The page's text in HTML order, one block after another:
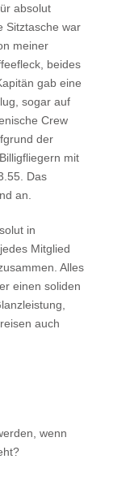
absolut
Sitztasche war
meiner
beides
gab eine
sogar auf
Crew
der
mit
Das
an.
in
Mitglied
Alles
einen soliden
auch
wenn